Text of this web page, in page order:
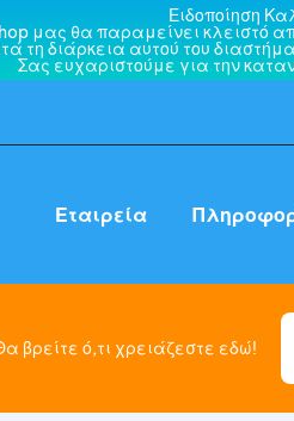
Ειδοποίηση
μας θα παραμείνει κλειστό
τη διάρκεια αυτού του
Σας ευχαριστούμε για την
Εταιρεία
βρείτε ό,τι χρειάζεστε εδώ!